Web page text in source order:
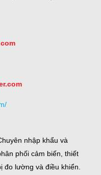
nhập khẩu và
phối cảm biến, thiết
đo lường và điều khiển.